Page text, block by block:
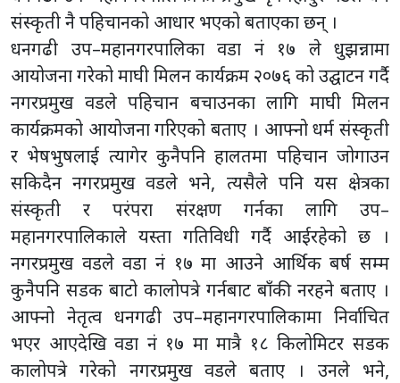
संस्कृती नै पहिचानको आधार भएको बताएका छन् ।
धनगढी उप–महानगरपालिका वडा नं १७ ले धुझन्नामा
आयोजना गरेको माघी मिलन कार्यक्रम २०७६ को उद्घाटन गर्दै
नगरप्रमुख वडले पहिचान बचाउनका लागि माघी मिलन
कार्यक्रमको आयोजना गरिएको बताए । आफ्नो धर्म संस्कृती
र भेषभुषलाई त्यागेर कुनैपनि हालतमा पहिचान जोगाउन
सकिदैन नगरप्रमुख वडले भने, त्यसैले पनि यस क्षेत्रका
संस्कृती र परंपरा संरक्षण गर्नका लागि उप–
महानगरपालिकाले यस्ता गतिविधी गर्दै आईरहेको छ ।
नगरप्रमुख वडले वडा नं १७ मा आउने आर्थिक बर्ष सम्म
कुनैपनि सडक बाटो कालोपत्रे गर्नबाट बाँकी नरहने बताए ।
आफ्नो नेतृत्व धनगढी उप–महानगरपालिकामा निर्वाचित
भएर आएदेखि वडा नं १७ मा मात्रै १८ किलोमिटर सडक
कालोपत्रे गरेको नगरप्रमुख वडले बताए । उनले भने,